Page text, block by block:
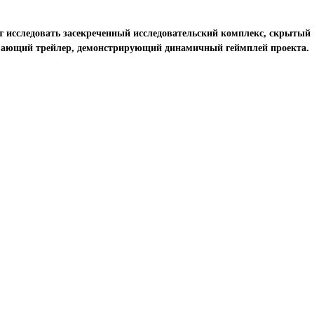
засекреченный исследовательский комплекс, скрытый
трейлер, демонстрирующий динамичный геймплей проекта.